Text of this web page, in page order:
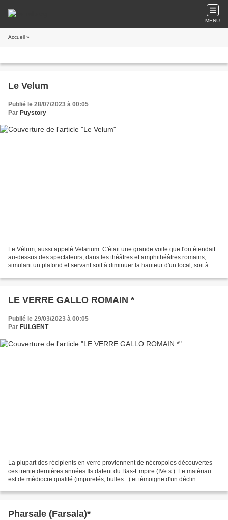
MENU
Accueil »
Le Velum
Publié le 28/07/2023 à 00:05
Par Puystory
Le Vélum, aussi appelé Velarium. C'était une grande voile que l'on étendait
au-dessus des spectateurs, dans les théâtres et amphithéâtres romains,
simulant un plafond et servant soit à diminuer la hauteur d'un local, soit à
LE VERRE GALLO ROMAIN *
Publié le 29/03/2023 à 00:05
Par FULGENT
La plupart des récipients en verre proviennent de nécropoles découvertes
ces trente dernières années.Ils datent du Bas-Empire (IVe s.). Le matériau
est de médiocre qualité (impuretés, bulles...) et témoigne d'un déclin
Pharsale (Farsala)*